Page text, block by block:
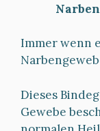
Immer wenn
Dieses
Gewebe